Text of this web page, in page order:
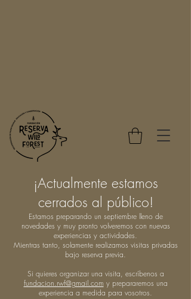
¡Actualmente estamos
cerrados al público!
Estamos preparando un septiembre lleno de
novedades y muy pronto volveremos con nuevas
experiencias y actividades.
Mientras tanto, solamente realizamos visitas privadas
bajo reserva previa.
Si quieres organizar una visita, escríbenos a
fundacion.rwf@gmail.com y prepararemos una
experiencia a medida para vosotros.